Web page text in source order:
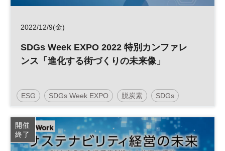
2022/12/9(金)
SDGs Week EXPO 2022 特別カンファレ
ンス「進化する街づくりの未来像」
ESG SDGs Week EXPO 脱炭素 SDGs
デジタル DX
参加無料
開催
終了